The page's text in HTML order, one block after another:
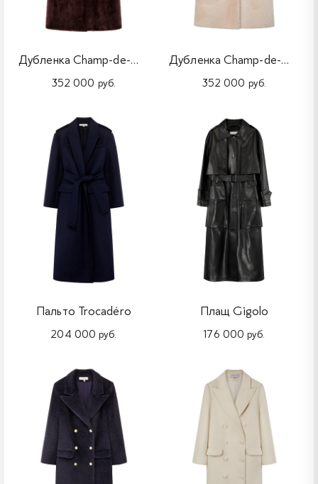
Дубленка Champ-de-Mars
352 000 руб.
⁠Дубленка Champ-de-Mars
352 000 руб.
Пальто Trocadéro
204 000 руб.
Плащ Gigolo
176 000 руб.